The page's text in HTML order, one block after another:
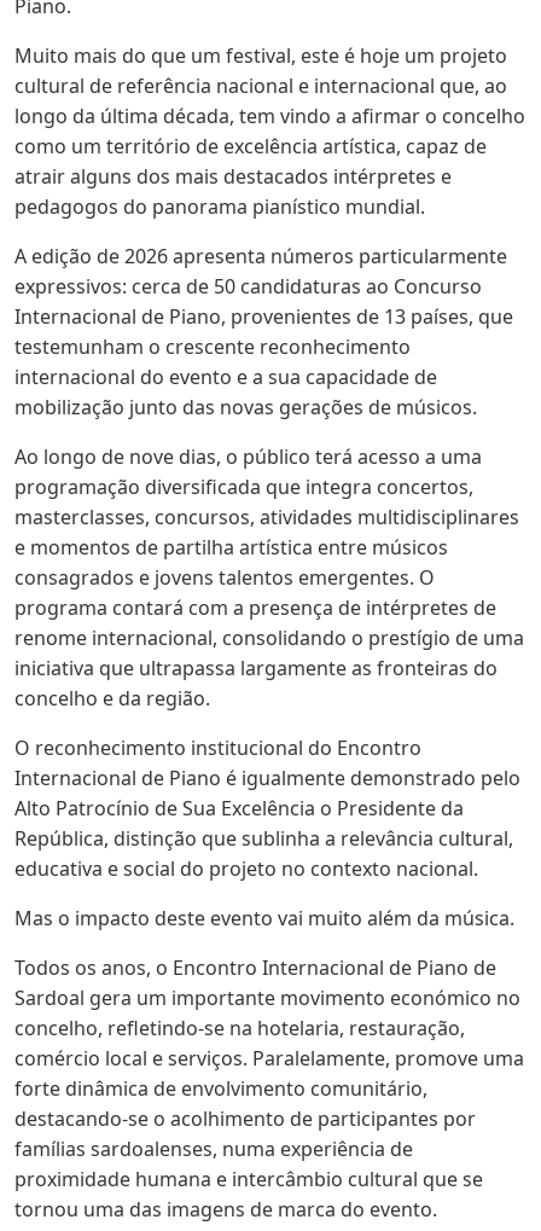
Piano.
Muito mais do que um festival, este é hoje um projeto
cultural de referência nacional e internacional que, ao
longo da última década, tem vindo a afirmar o concelho
como um território de excelência artística, capaz de
atrair alguns dos mais destacados intérpretes e
pedagogos do panorama pianístico mundial.
A edição de 2026 apresenta números particularmente
expressivos: cerca de 50 candidaturas ao Concurso
Internacional de Piano, provenientes de 13 países, que
testemunham o crescente reconhecimento
internacional do evento e a sua capacidade de
mobilização junto das novas gerações de músicos.
Ao longo de nove dias, o público terá acesso a uma
programação diversificada que integra concertos,
masterclasses, concursos, atividades multidisciplinares
e momentos de partilha artística entre músicos
consagrados e jovens talentos emergentes. O
programa contará com a presença de intérpretes de
renome internacional, consolidando o prestígio de uma
iniciativa que ultrapassa largamente as fronteiras do
concelho e da região.
O reconhecimento institucional do Encontro
Internacional de Piano é igualmente demonstrado pelo
Alto Patrocínio de Sua Excelência o Presidente da
República, distinção que sublinha a relevância cultural,
educativa e social do projeto no contexto nacional.
Mas o impacto deste evento vai muito além da música.
Todos os anos, o Encontro Internacional de Piano de
Sardoal gera um importante movimento económico no
concelho, refletindo-se na hotelaria, restauração,
comércio local e serviços. Paralelamente, promove uma
forte dinâmica de envolvimento comunitário,
destacando-se o acolhimento de participantes por
famílias sardoalenses, numa experiência de
proximidade humana e intercâmbio cultural que se
tornou uma das imagens de marca do evento.